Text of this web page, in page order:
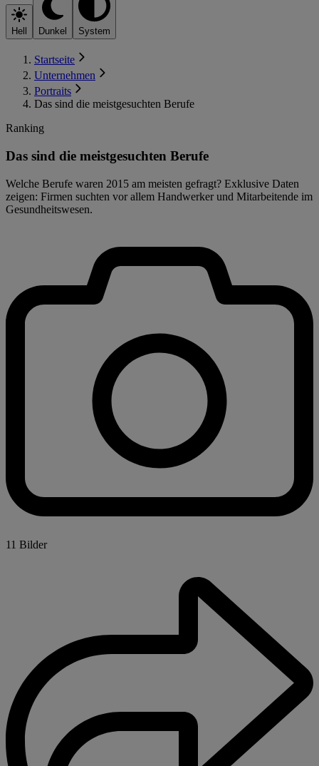
Hell Dunkel System
Startseite
Unternehmen
Portraits
Das sind die meistgesuchten Berufe
Ranking
Das sind die meistgesuchten Berufe
Welche Berufe waren 2015 am meisten gefragt? Exklusive Daten
zeigen: Firmen suchten vor allem Handwerker und Mitarbeitende im
Gesundheitswesen.
11 Bilder